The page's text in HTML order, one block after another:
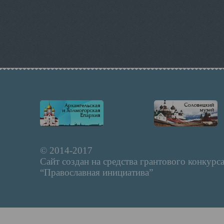
© 2014-2017
Сайт создан на средства грантового конкурса
“Православная инициатива”